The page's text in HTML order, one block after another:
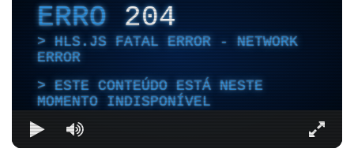
ERRO204
HLS.JS FATAL ERROR - NETWORK
ERROR
ESTE CONTEÚDO ESTÁ NESTE
MOMENTO INDISPONÍVEL